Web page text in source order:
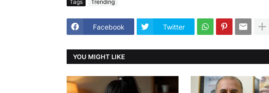
Tags Trending
Facebook Twitter
YOU MIGHT LIKE